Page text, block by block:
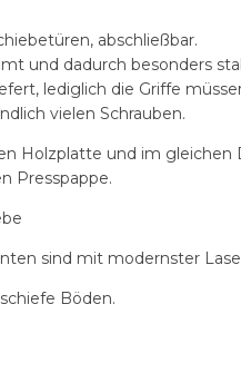
abschließbar.
und dadurch besonders
lediglich die Griffe
vielen Schrauben.
Holzplatte und im gleichen
Presspappe.
sind mit modernster
Böden.